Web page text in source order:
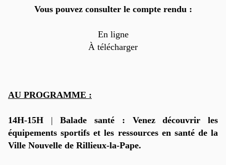
Vous pouvez consulter le compte rendu :
En ligne
À télécharger
AU PROGRAMME :
14H-15H |Balade santé : Venez découvrir les
équipements sportifs et les ressources en santé de la
Ville Nouvelle de Rillieux-la-Pape.